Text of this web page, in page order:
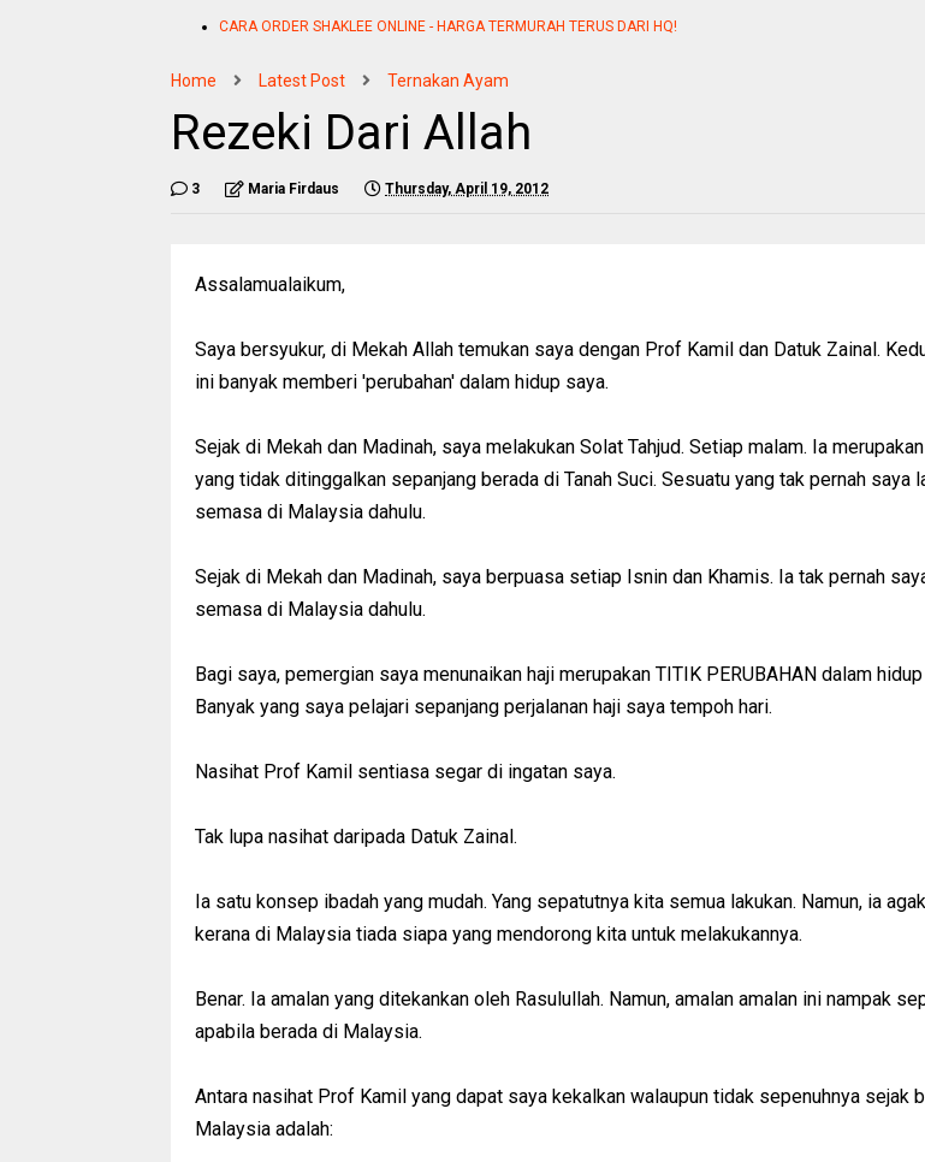
CARA ORDER SHAKLEE ONLINE - HARGA TERMURAH TERUS DARI HQ!
Home Latest Post Ternakan Ayam
Rezeki Dari Allah
3 Maria Firdaus Thursday, April 19, 2012
Assalamualaikum,
Saya bersyukur, di Mekah Allah temukan saya dengan Prof Kamil dan Datuk Zainal.
ini banyak memberi 'perubahan' dalam hidup saya.
Sejak di Mekah dan Madinah, saya melakukan Solat Tahjud. Setiap malam. Ia
yang tidak ditinggalkan sepanjang berada di Tanah Suci. Sesuatu yang tak pernah saya
semasa di Malaysia dahulu.
Sejak di Mekah dan Madinah, saya berpuasa setiap Isnin dan Khamis. Ia tak pernah
semasa di Malaysia dahulu.
Bagi saya, pemergian saya menunaikan haji merupakan TITIK PERUBAHAN dalam
Banyak yang saya pelajari sepanjang perjalanan haji saya tempoh hari.
Nasihat Prof Kamil sentiasa segar di ingatan saya.
Tak lupa nasihat daripada Datuk Zainal.
Ia satu konsep ibadah yang mudah. Yang sepatutnya kita semua lakukan. Namun, ia
kerana di Malaysia tiada siapa yang mendorong kita untuk melakukannya.
Benar. Ia amalan yang ditekankan oleh Rasulullah. Namun, amalan amalan ini nampak
apabila berada di Malaysia.
Antara nasihat Prof Kamil yang dapat saya kekalkan walaupun tidak sepenuhnya sejak
Malaysia adalah: